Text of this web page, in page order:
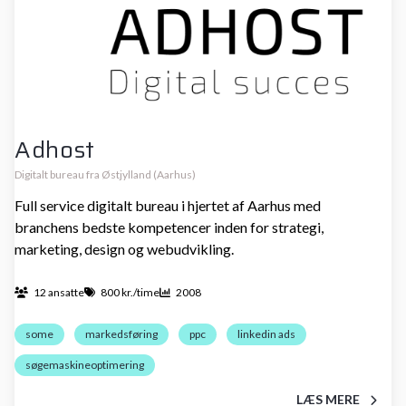
Adhost
Digitalt bureau fra Østjylland (Aarhus)
Full service digitalt bureau i hjertet af Aarhus med
branchens bedste kompetencer inden for strategi,
marketing, design og webudvikling.
12 ansatte 800 kr./time 2008
some markedsføring ppc linkedin ads
søgemaskineoptimering
LÆS MERE